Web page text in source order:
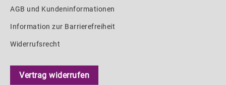
AGB und Kundeninformationen
Information zur Barrierefreiheit
Widerrufsrecht
Vertrag widerrufen